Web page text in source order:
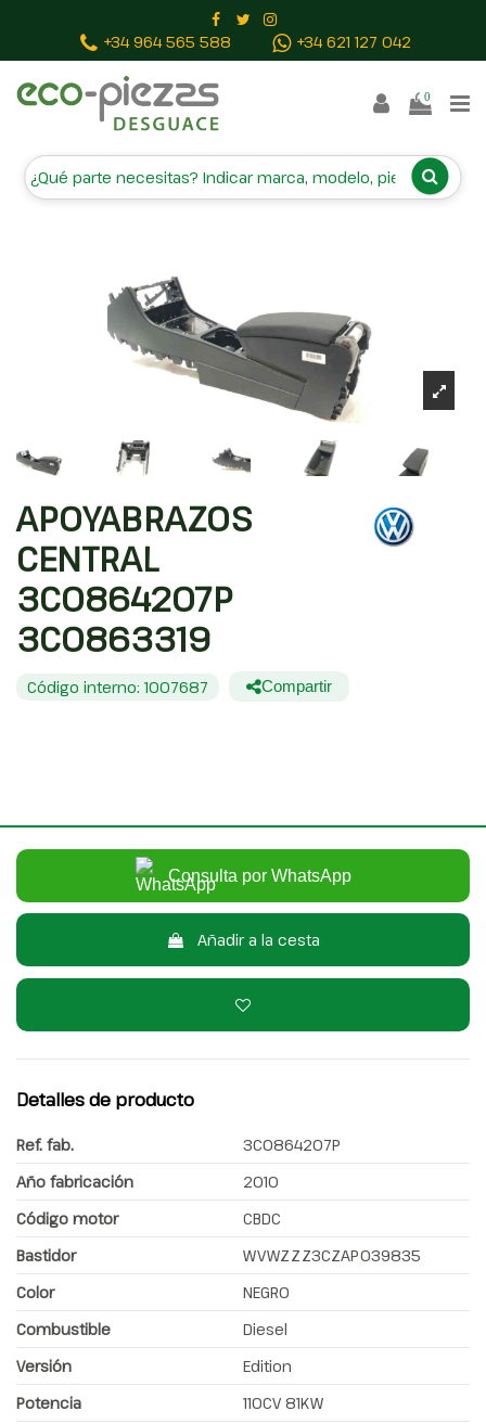
+34 964 565 588 +34 621 127 042
0
APOYABRAZOS CENTRAL
3C0864207P 3C0863319
APOYABRAZOS
CENTRAL
3C0864207P
3C0863319
Código interno: 1007687 Compartir
Consulta por WhatsApp
Añadir a la cesta
Detalles de producto
Ref. fab.
3C0864207P
Año fabricación
2010
Código motor
CBDC
Bastidor
WVWZZZ3CZAP039835
Color
NEGRO
Combustible
Diesel
Versión
Edition
Potencia
110CV 81KW